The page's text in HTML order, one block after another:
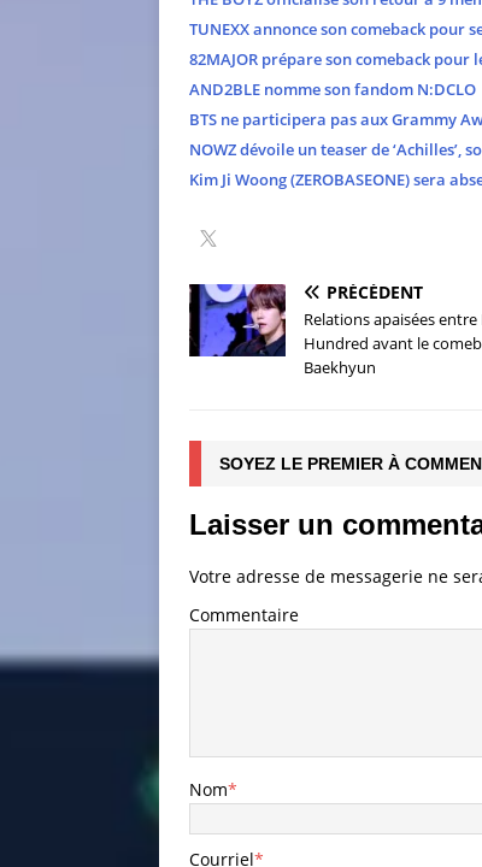
TUNEXX annonce son comeback pour
82MAJOR prépare son comeback pour
AND2BLE nomme son fandom N:DCLO
BTS ne participera pas aux Grammy
NOWZ dévoile un teaser de ‘Achilles’,
Kim Ji Woong (ZEROBASEONE) sera
PRÉCÉDENT
Relations apaisées entre
Hundred avant le
Baekhyun
SOYEZ LE PREMIER À
Laisser un
Votre adresse de messagerie ne
Commentaire
Nom*
Courriel*